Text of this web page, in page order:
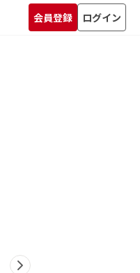
会員登録 ログイン